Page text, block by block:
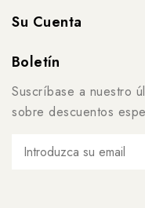
Su Cuenta
Boletín
Suscríbase a nuestro
sobre descuentos